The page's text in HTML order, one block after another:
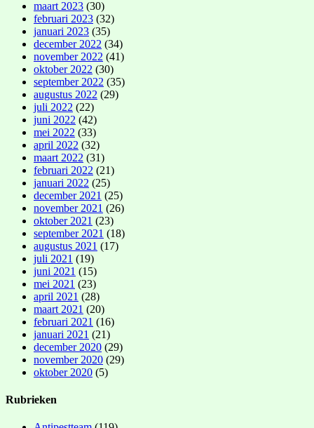
maart 2023 (30)
februari 2023 (32)
januari 2023 (35)
december 2022 (34)
november 2022 (41)
oktober 2022 (30)
september 2022 (35)
augustus 2022 (29)
juli 2022 (22)
juni 2022 (42)
mei 2022 (33)
april 2022 (32)
maart 2022 (31)
februari 2022 (21)
januari 2022 (25)
december 2021 (25)
november 2021 (26)
oktober 2021 (23)
september 2021 (18)
augustus 2021 (17)
juli 2021 (19)
juni 2021 (15)
mei 2021 (23)
april 2021 (28)
maart 2021 (20)
februari 2021 (16)
januari 2021 (21)
december 2020 (29)
november 2020 (29)
oktober 2020 (5)
Rubrieken